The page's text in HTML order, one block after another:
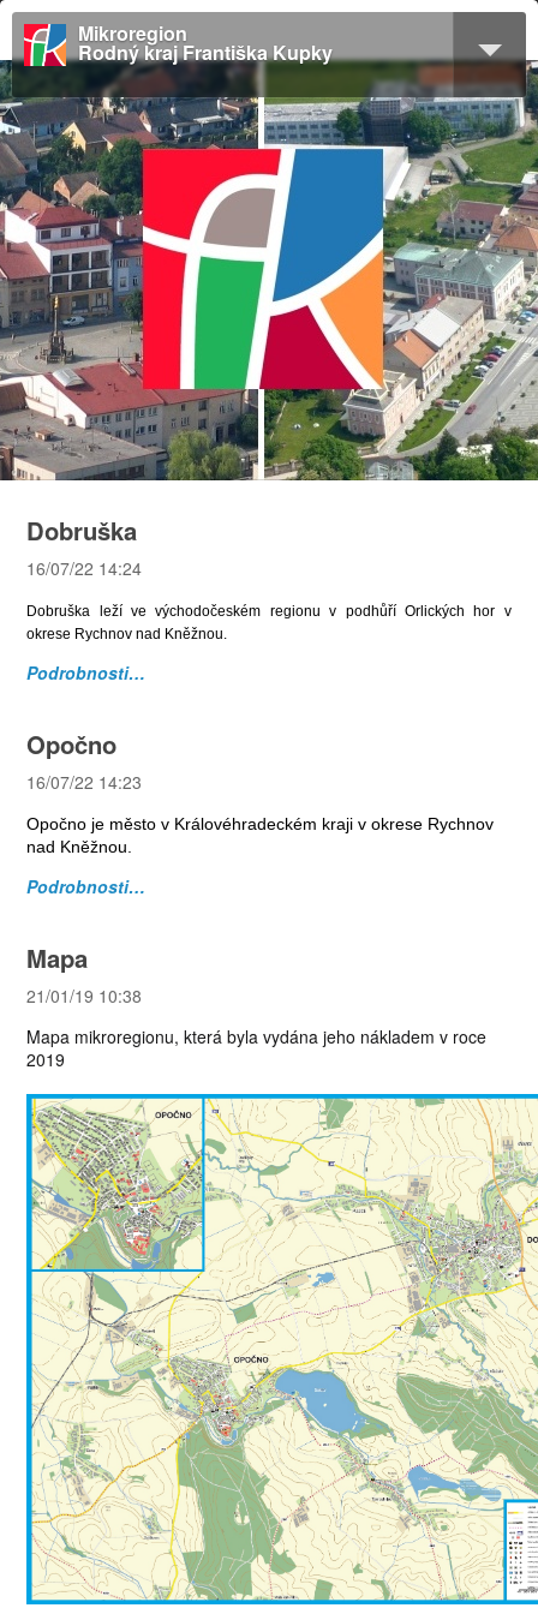
Mikroregion
Rodný kraj Františka Kupky
Dobruška
16/07/22 14:24
Dobruška leží ve východočeském regionu v podhůří Orlických hor v
okrese Rychnov nad Kněžnou.
Podrobnosti…
Opočno
16/07/22 14:23
Opočno je město v Královéhradeckém kraji v okrese Rychnov
nad Kněžnou.
Podrobnosti…
Mapa
21/01/19 10:38
Mapa mikroregionu, která byla vydána jeho nákladem v roce
2019